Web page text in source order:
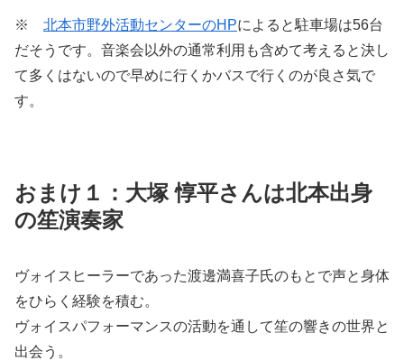
※ 北本市野外活動センターのHPによると駐車場は56台
だそうです。音楽会以外の通常利用も含めて考えると決し
て多くはないので早めに行くかバスで行くのが良さ気で
す。
おまけ１：大塚 惇平さんは北本出身
の笙演奏家
ヴォイスヒーラーであった渡邊満喜子氏のもとで声と身体
をひらく経験を積む。
ヴォイスパフォーマンスの活動を通して笙の響きの世界と
出会う。